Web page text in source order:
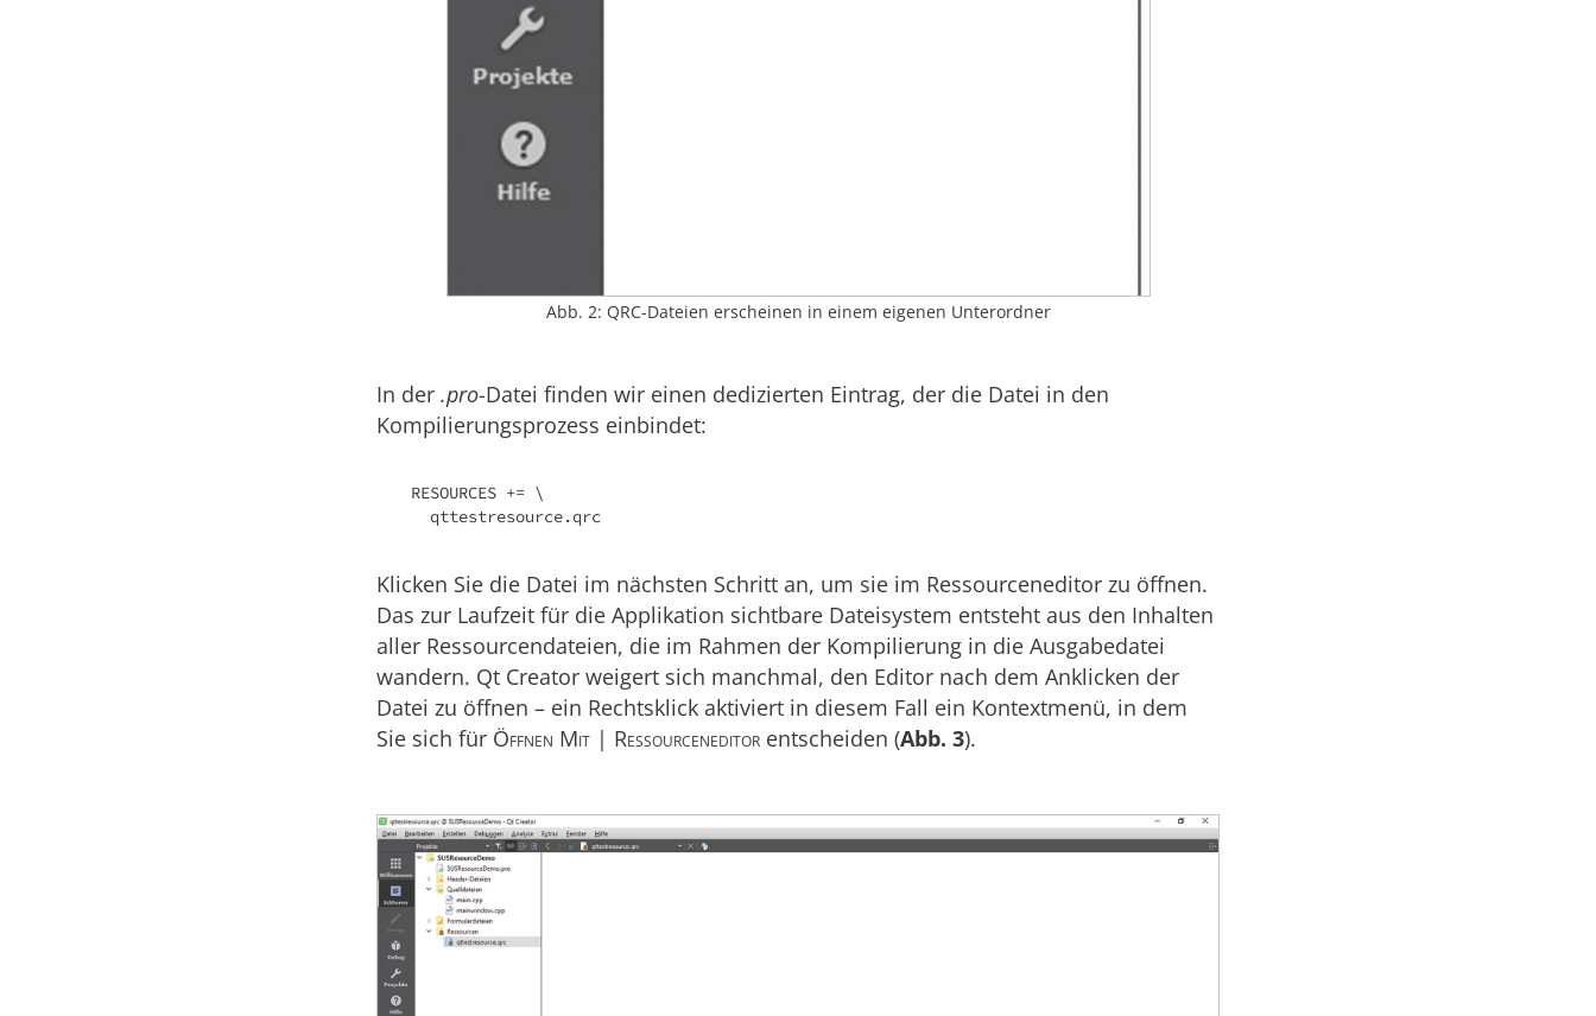
Abb. 2: QRC-Dateien erscheinen in einem eigenen Unterordner
In der .pro-Datei finden wir einen dedizierten Eintrag, der die Datei in den
Kompilierungsprozess einbindet:
RESOURCES += \
  qttestresource.qrc
Klicken Sie die Datei im nächsten Schritt an, um sie im Ressourceneditor zu öffnen.
Das zur Laufzeit für die Applikation sichtbare Dateisystem entsteht aus den Inhalten
aller Ressourcendateien, die im Rahmen der Kompilierung in die Ausgabedatei
wandern. Qt Creator weigert sich manchmal, den Editor nach dem Anklicken der
Datei zu öffnen – ein Rechtsklick aktiviert in diesem Fall ein Kontextmenü, in dem
Sie sich für Öffnen Mit | Ressourceneditor entscheiden (Abb. 3).